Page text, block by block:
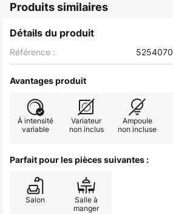
Produits similaires
Détails du produit
Référence : 5254070
Avantages produit
À intensité
variable
Variateur
non inclus
Ampoule
non incluse
Parfait pour les pièces suivantes :
Salon
Salle à
manger